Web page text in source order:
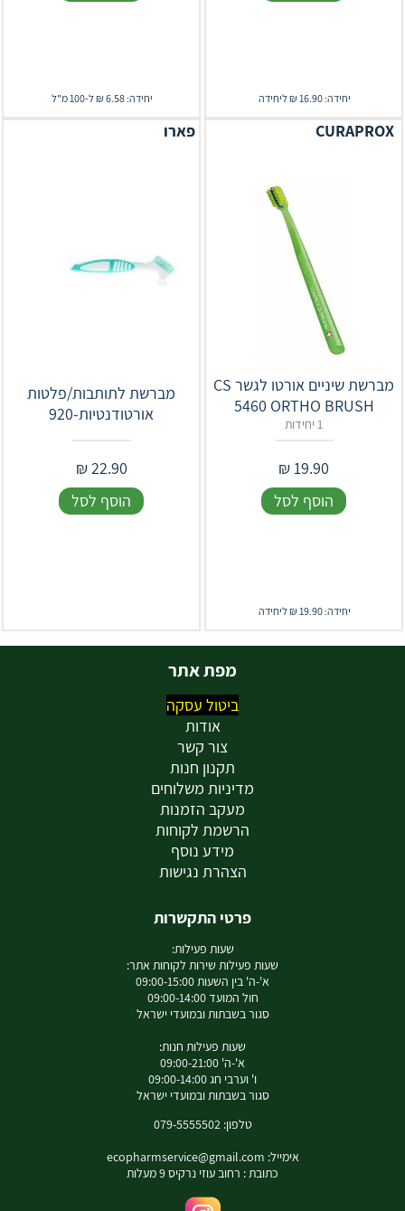
יחידה: 16.90 ₪ ליחידה יחידה: 6.58 ₪ ל-100 מ"ל
CURAPROX‎ ‎
מברשת שיניים אורטו לגשר CS
5460 ORTHO BRUSH
1 יחידות
19.90
₪
הוסף לסל
יחידה: 19.90 ₪ ליחידה
פארו
מברשת לתותבות/פלטות
אורטודנטיות-920
22.90
₪
הוסף לסל
מפת אתר
ביטול עסקה
אודות
צור קשר
תקנון חנות
מדיניות משלוחים
מעקב הזמנות
הרשמת לקוחות
מידע נוסף
הצהרת נגישות
פרטי התקשרות
שעות פעילות:
שעות פעילות שירות לקוחות אתר:
א'-ה' בין השעות 09:00-15:00
חול המועד 09:00-14:00
סגור בשבתות ובמועדי ישראל
שעות פעילות חנות:
א'-ה' 09:00-21:00
ו' וערבי חג 09:00-14:00
סגור בשבתות ובמועדי ישראל
טלפון: 079-5555502
אימייל: ecopharmservice@gmail.com
כתובת : רחוב עוזי נרקיס 9 מעלות